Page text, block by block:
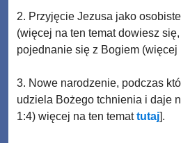
2. Przyjęcie Jezusa jako
(więcej na ten temat dowiesz się,
pojednanie się z Bogiem (więcej
3. Nowe narodzenie, podczas
udziela Bożego tchnienia i daje
1:4) więcej na ten temattutaj ].